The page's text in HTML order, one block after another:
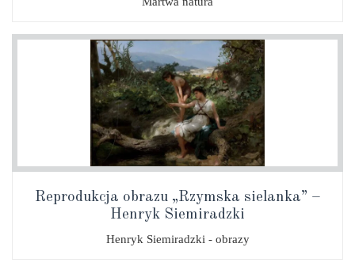
Reprodukcja obrazu „Rzymska sielanka” –
Henryk Siemiradzki
Henryk Siemiradzki - obrazy